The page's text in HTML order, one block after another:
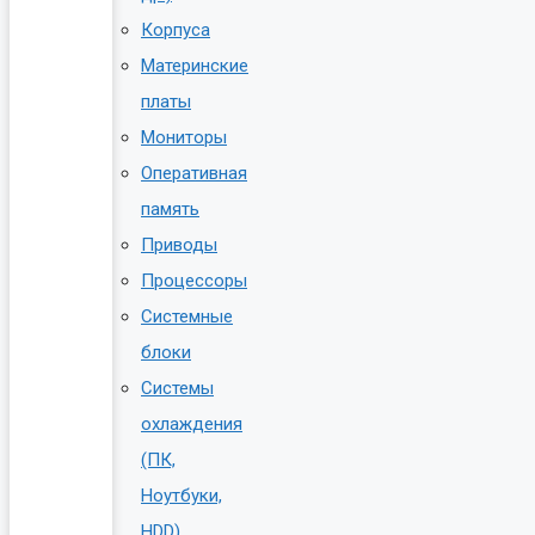
Корпуса
Материнские
платы
Мониторы
Оперативная
память
Приводы
Процессоры
Системные
блоки
Системы
охлаждения
(ПК,
Ноутбуки,